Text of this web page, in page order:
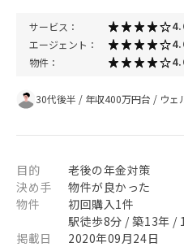
サービス：
エージェント：
物件：
30代後半 / 年収400万円台 / ウェ
目的
老後の年金対策
決め手
物件が良かった
物件
初回購入1件
駅徒歩8分 / 築13年 /
掲載日
2020年09月24日